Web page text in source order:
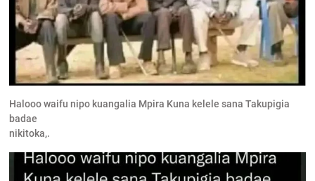
Halooo waifu nipo kuangalia Mpira Kuna kelele sana Takupigia
badae
nikitoka,.